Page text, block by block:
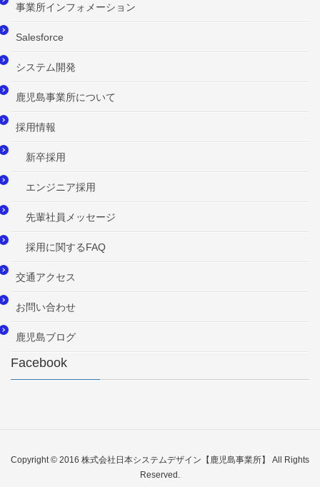
事業所インフォメーション
Salesforce
システム開発
鹿児島事業所について
採用情報
新卒採用
エンジニア採用
先輩社員メッセージ
採用に関するFAQ
交通アクセス
お問い合わせ
鹿児島ブログ
Facebook
Copyright © 2016 株式会社日本システムデザイン【鹿児島事業所】 All Rights
Reserved.